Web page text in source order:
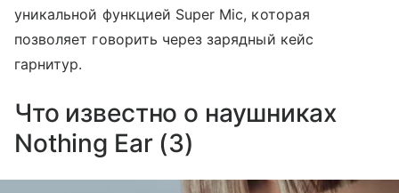
уникальной функцией Super Mic, которая
позволяет говорить через зарядный кейс
гарнитур.
Что известно о наушниках
Nothing Ear (3)